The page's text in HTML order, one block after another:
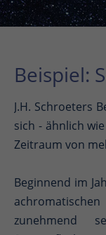
Beispiel:
J.H. Schroeters
sich - ähnlich
Zeitraum von
Beginnend im
zunehmend